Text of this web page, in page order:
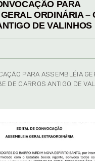
PARA
ORDINÁRIA –
DE VALINHOS
PARA ASSEMBLÉIA
DE CARROS ANTIGO DE